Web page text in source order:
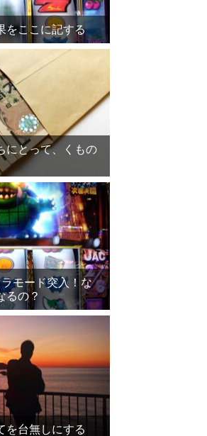
をここに記する
にとって、くもの
モード突入！な
るの？
を台無しにする